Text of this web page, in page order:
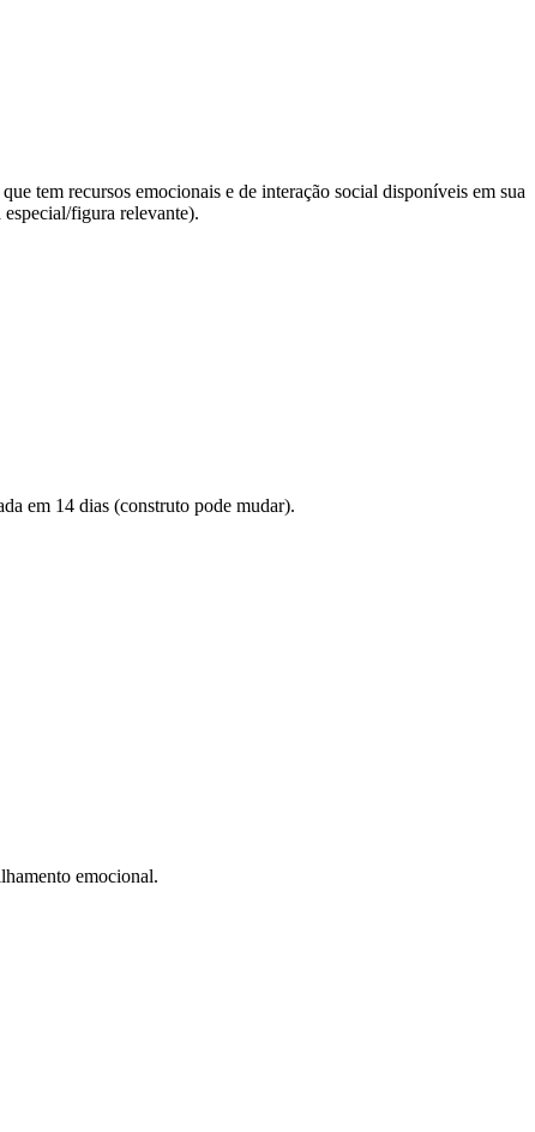
tem recursos emocionais e de interação social disponíveis em sua
figura relevante).
em 14 dias (construto pode mudar).
emocional.